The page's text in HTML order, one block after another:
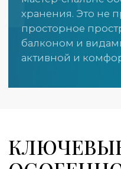
ОСОБЕННОСТИ